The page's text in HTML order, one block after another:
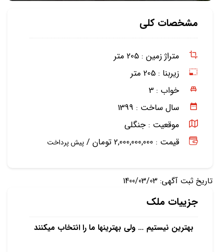
مشخصات کلی
متراژ زمین : 205 متر
زیربنا : 205 متر
خواب : 3
سال ساخت : 1399
موقعیت : جنگلی
قیمت : 2,000,000,000 تومان /
پیش پرداخت
تاریخ ثبت آگهی: 1400/03/03
جزییات ملک
بهترین نیستیم … ولی بهترینها ما را انتخاب میکنند